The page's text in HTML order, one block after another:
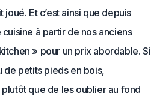
Et c’est ainsi que depuis
à partir de nos anciens
» pour un prix abordable. Si
de petits pieds en bois,
plutôt que de les oublier au fond